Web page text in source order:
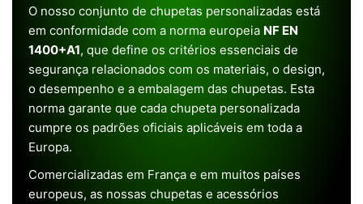
O nosso conjunto de chupetas personalizadas está
em conformidade com a norma europeia NF EN
1400+A1, que define os critérios essenciais de
segurança relacionados com os materiais, o design,
o desempenho e a embalagem das chupetas. Esta
norma garante que cada chupeta personalizada
cumpre os padrões oficiais aplicáveis em toda a
Europa.
Comercializadas em França e em muitos países
europeus, as nossas chupetas e acessórios